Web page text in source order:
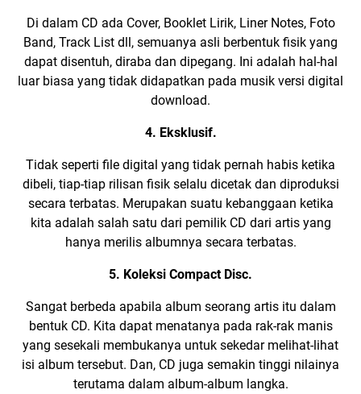
Di dalam CD ada Cover, Booklet Lirik, Liner Notes, Foto
Band, Track List dll, semuanya asli berbentuk fisik yang
dapat disentuh, diraba dan dipegang. Ini adalah hal-hal
luar biasa yang tidak didapatkan pada musik versi digital
download.
4. Eksklusif.
Tidak seperti file digital yang tidak pernah habis ketika
dibeli, tiap-tiap rilisan fisik selalu dicetak dan diproduksi
secara terbatas. Merupakan suatu kebanggaan ketika
kita adalah salah satu dari pemilik CD dari artis yang
hanya merilis albumnya secara terbatas.
5. Koleksi Compact Disc.
Sangat berbeda apabila album seorang artis itu dalam
bentuk CD. Kita dapat menatanya pada rak-rak manis
yang sesekali membukanya untuk sekedar melihat-lihat
isi album tersebut. Dan, CD juga semakin tinggi nilainya
terutama dalam album-album langka.